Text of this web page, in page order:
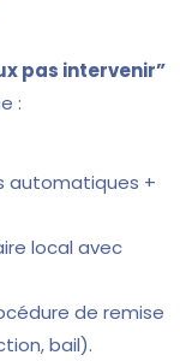
pas intervenir”
:
+
local avec
de remise
bail).